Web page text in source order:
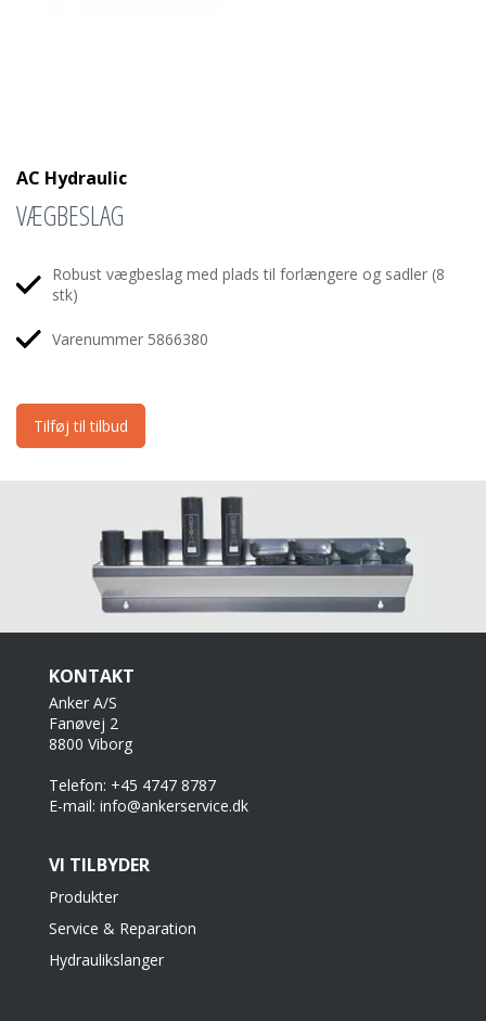
AC Hydraulic
VÆGBESLAG
Robust vægbeslag med plads til forlængere og sadler (8
stk)
Varenummer 5866380
Tilføj til tilbud
KONTAKT
Anker A/S
Fanøvej 2
8800 Viborg
Telefon: +45 4747 8787
E-mail: info@ankerservice.dk
VI TILBYDER
Produkter
Service & Reparation
Hydraulikslanger